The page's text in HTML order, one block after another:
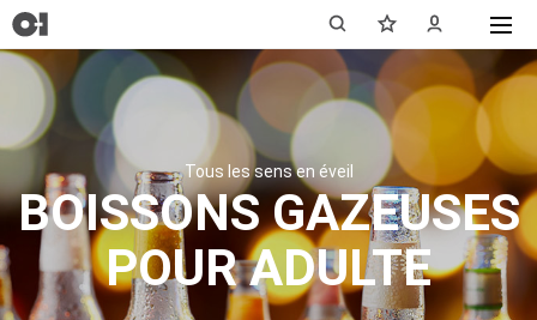
Tous les sens en éveil
BOISSONS GAZEUSES
POUR ADULTE